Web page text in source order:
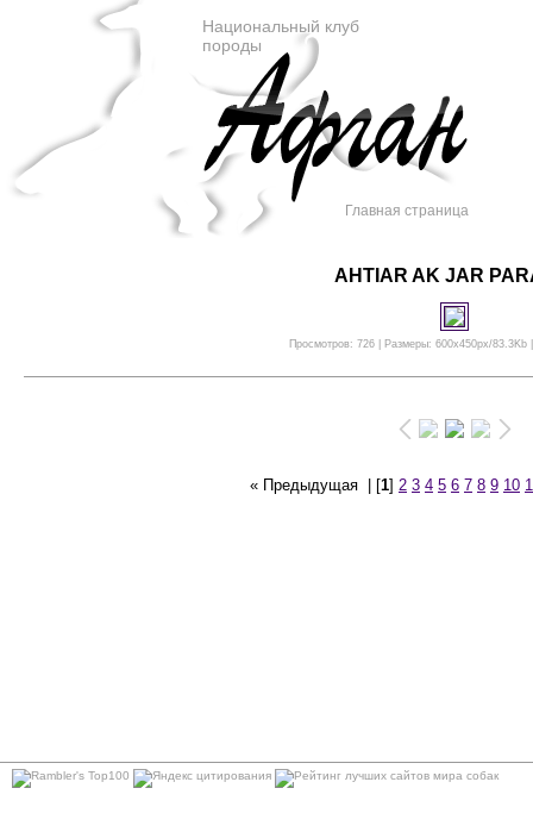
Национальный клуб
породы
Главная страница
AHTIAR AK JAR
Просмотров: 726 | Размеры: 600x450px/83.3Kb
« Предыдущая | [1] 2 3 4 5 6 7 8 9 10